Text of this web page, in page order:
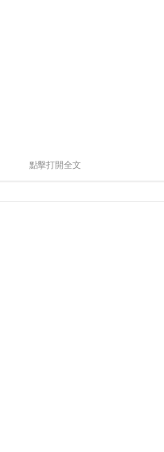
點擊打開全文